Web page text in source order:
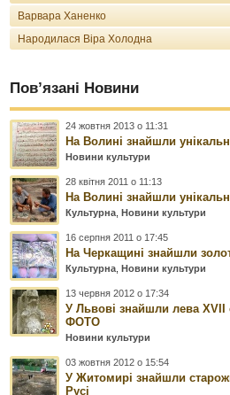
Варвара Ханенко
Народилася Віра Холодна
Пов’язані Новини
24 жовтня 2013 о 11:31
На Волині знайшли
Новини культури
28 квітня 2011 о 11:13
На Волині знайшли
Культурна Новини культури
16 серпня 2011 о 17:45
На Черкащині знайшли
Культурна Новини культури
13 червня 2012 о 17:34
У Львові знайшли лева XVII
ФОТО
Новини культури
03 жовтня 2012 о 15:54
У Житомирі знайшли
Русі